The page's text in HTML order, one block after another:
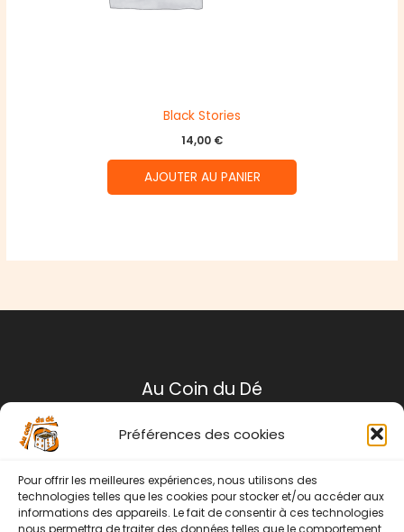
Préférences des cookies
Pour offrir les meilleures expériences, nous utilisons des
technologies telles que les cookies pour stocker et/ou accéder aux
informations des appareils. Le fait de consentir à ces technologies
nous permettra de traiter des données telles que le comportement
Black Stories
14,00 €
AJOUTER AU PANIER
Au Coin du Dé
Conditions générales de ventes
Politique de retour
Contact